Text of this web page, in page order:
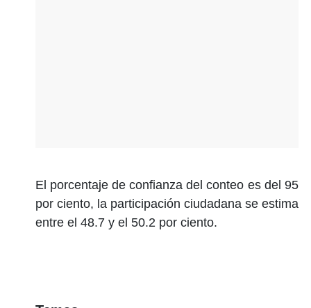
El porcentaje de confianza del conteo es del 95
por ciento, la participación ciudadana se estima
entre el 48.7 y el 50.2 por ciento.